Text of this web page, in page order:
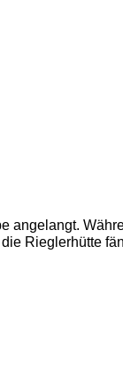
angelangt.
Rieglerhütte